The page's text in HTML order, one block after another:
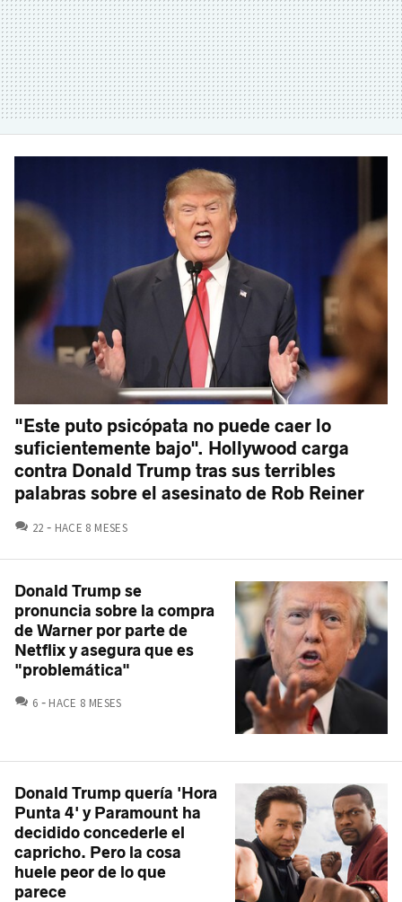
"Este puto psicópata no puede caer lo
suficientemente bajo". Hollywood carga
contra Donald Trump tras sus terribles
palabras sobre el asesinato de Rob Reiner
22 COMENTARIOS
HACE 8 MESES
Donald Trump se
pronuncia sobre la compra
de Warner por parte de
Netflix y asegura que es
"problemática"
6 COMENTARIOS
HACE 8 MESES
Donald Trump quería 'Hora
Punta 4' y Paramount ha
decidido concederle el
capricho. Pero la cosa
huele peor de lo que
parece